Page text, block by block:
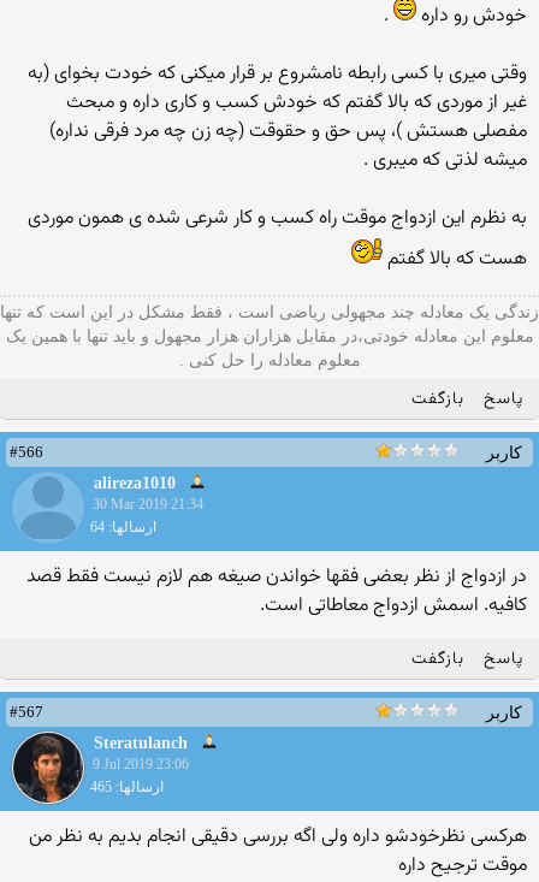
خودش رو داره
.
وقتی میری با کسی رابطه نامشروع بر قرار میکنی که خودت بخوای (به
غیر از موردی که بالا گفتم که خودش کسب و کاری داره و مبحث
مفصلی هستش )، پس حق و حقوقت (چه زن چه مرد فرقی نداره)
میشه لذتی که میبری .
به نظرم این ازدواج موقت راه کسب و کار شرعی شده ی همون موردی
هست که بالا گفتم
زندگی یک معادله چند مجهولی ریاضی است ، فقط مشکل در این است که تنها
معلوم این معادله خودتی،در مقابل هزاران هزار مجهول و باید تنها با همین یک
معلوم معادله را حل کنی .
پاسخ بازگفت
کاربر
#566
alireza1010
30 Mar 2019 21:34
ارسالها: 64
در ازدواج از نظر بعضی فقها خواندن صیغه هم لازم نیست فقط قصد
کافیه. اسمش ازدواج معاطاتی است.
پاسخ بازگفت
کاربر
#567
Steratulanch
9 Jul 2019 23:06
ارسالها: 465
هرکسی نظرخودشو داره ولی اگه بررسی دقیقی انجام بدیم به نظر من
موقت ترجیح داره